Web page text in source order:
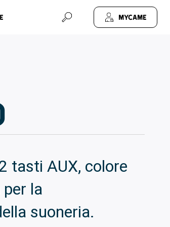
MyCAME
tasti AUX, colore
la
suoneria.